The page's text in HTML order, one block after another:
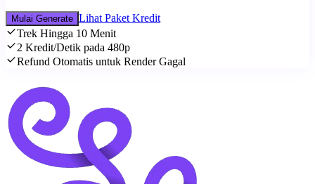
Mulai Generate Lihat Paket Kredit
Trek Hingga 10 Menit
2 Kredit/Detik pada 480p
Refund Otomatis untuk Render Gagal